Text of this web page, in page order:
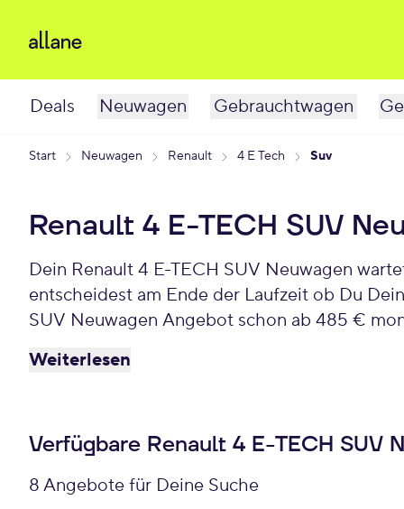
Deals Neuwagen Gebrauchtwagen
Start Neuwagen Renault 4 E Tech Suv
Renault 4 E-TECH SUV
Dein Renault 4 E-TECH SUV Neuwagen
entscheidest am Ende der Laufzeit ob Du
SUV Neuwagen Angebot schon ab 485 €
Weiterlesen
Verfügbare Renault 4 E-TECH SUV
8 Angebote für Deine Suche